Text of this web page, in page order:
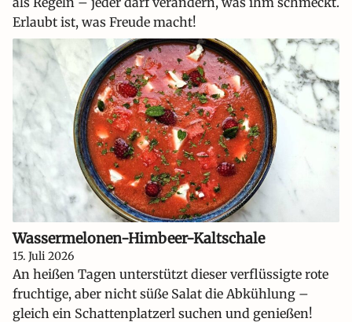
Erlaubt ist, was Freude macht!
Wassermelonen-Himbeer-Kaltschale
15. Juli 2026
An heißen Tagen unterstützt dieser verflüssigte rote
fruchtige, aber nicht süße Salat die Abkühlung –
gleich ein Schattenplatzerl suchen und genießen!